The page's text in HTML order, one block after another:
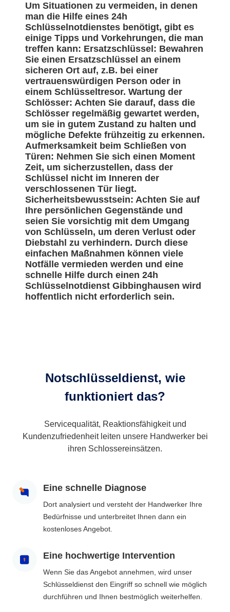
Um Situationen zu vermeiden, in denen
man die Hilfe eines 24h
Schlüsselnotdienstes benötigt, gibt es
einige Tipps und Vorkehrungen, die man
treffen kann: Ersatzschlüssel: Bewahren
Sie einen Ersatzschlüssel an einem
sicheren Ort auf, z.B. bei einer
vertrauenswürdigen Person oder in
einem Schlüsseltresor. Wartung der
Schlösser: Achten Sie darauf, dass die
Schlösser regelmäßig gewartet werden,
um sie in gutem Zustand zu halten und
mögliche Defekte frühzeitig zu erkennen.
Aufmerksamkeit beim Schließen von
Türen: Nehmen Sie sich einen Moment
Zeit, um sicherzustellen, dass der
Schlüssel nicht im Inneren der
verschlossenen Tür liegt.
Sicherheitsbewusstsein: Achten Sie auf
Ihre persönlichen Gegenstände und
seien Sie vorsichtig mit dem Umgang
von Schlüsseln, um deren Verlust oder
Diebstahl zu verhindern. Durch diese
einfachen Maßnahmen können viele
Notfälle vermieden werden und eine
schnelle Hilfe durch einen 24h
Schlüsselnotdienst Gibbinghausen wird
hoffentlich nicht erforderlich sein.
Notschlüsseldienst, wie
funktioniert das?
Servicequalität, Reaktionsfähigkeit und
Kundenzufriedenheit leiten unsere Handwerker bei
ihren Schlossereinsätzen.
Eine schnelle Diagnose
Dort analysiert und versteht der Handwerker Ihre
Bedürfnisse und unterbreitet Ihnen dann ein
kostenloses Angebot.
Eine hochwertige Intervention
Wenn Sie das Angebot annehmen, wird unser
Schlüsseldienst den Eingriff so schnell wie möglich
durchführen und Ihnen bestmöglich weiterhelfen.